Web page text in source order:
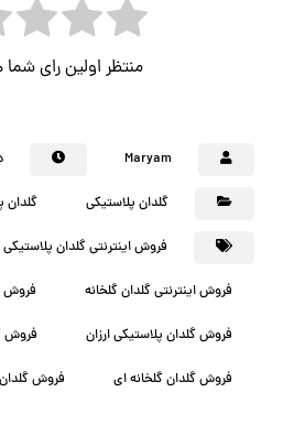
منتظر اولین رای
Maryam
گلدان پلاستیکی گلدان
فروش اینترنتی گلدان پلاستیکی
فروش اینترنتی گلدان گلخانه فروش
فروش گلدان پلاستیکی ارزان فروش
فروش گلدان گلخانه ای فروش